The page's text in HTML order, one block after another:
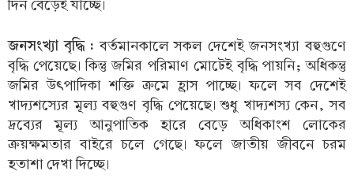
দিন বেড়েই যাচ্ছে।
জনসংখ্যা বৃদ্ধি : বর্তমানকালে সকল দেশেই জনসংখ্যা বহুগুণে
বৃদ্ধি পেয়েছে। কিন্তু জমির পরিমাণ মোটেই বৃদ্ধি পায়নি; অধিকন্তু
জমির উৎপাদিকা শক্তি ক্রমে হ্রাস পাচ্ছে। ফলে সব দেশেই
খাদ্যশস্যের মূল্য বহুগুণ বৃদ্ধি পেয়েছে। শুধু খাদ্যশস্য কেন, সব
দ্রব্যের মূল্য আনুপাতিক হারে বেড়ে অধিকাংশ লোকের
ক্রয়ক্ষমতার বাইরে চলে গেছে। ফলে জাতীয় জীবনে চরম
হতাশা দেখা দিচ্ছে।